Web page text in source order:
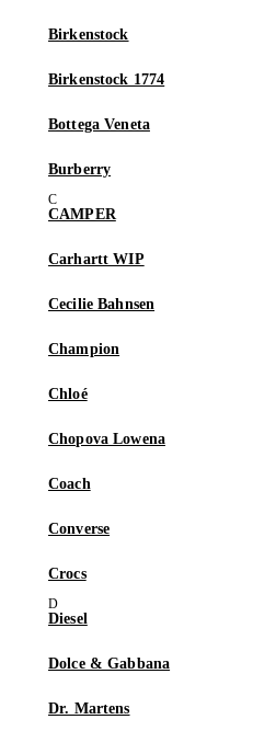
Birkenstock
Birkenstock 1774
Bottega Veneta
Burberry
CAMPER
Carhartt WIP
Cecilie Bahnsen
Champion
Chloé
Chopova Lowena
Coach
Converse
Crocs
Diesel
Dolce & Gabbana
Dr. Martens